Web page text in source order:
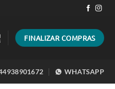
FINALIZAR COMPRAS
WHATSAPP